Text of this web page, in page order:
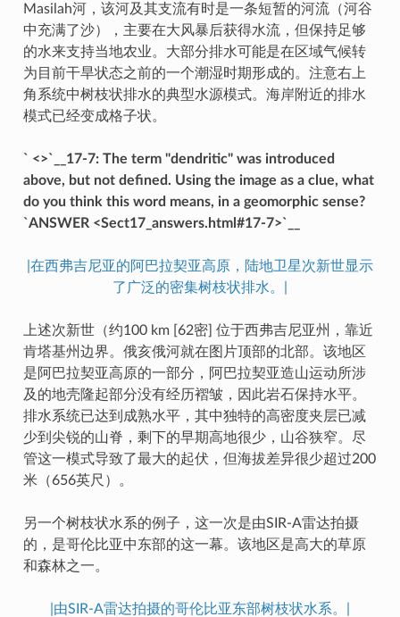
Masilah河，该河及其支流有时是一条短暂的河流（河谷
中充满了沙），主要在大风暴后获得水流，但保持足够
的水来支持当地农业。大部分排水可能是在区域气候转
为目前干旱状态之前的一个潮湿时期形成的。注意右上
角系统中树枝状排水的典型水源模式。海岸附近的排水
模式已经变成格子状。
` <>`__17-7: The term "dendritic" was introduced
above, but not defined. Using the image as a clue, what
do you think this word means, in a geomorphic sense?
`ANSWER <Sect17_answers.html#17-7>`__
|在西弗吉尼亚的阿巴拉契亚高原，陆地卫星次新世显示
了广泛的密集树枝状排水。|
上述次新世（约100 km [62密] 位于西弗吉尼亚州，靠近
肯塔基州边界。俄亥俄河就在图片顶部的北部。该地区
是阿巴拉契亚高原的一部分，阿巴拉契亚造山运动所涉
及的地壳隆起部分没有经历褶皱，因此岩石保持水平。
排水系统已达到成熟水平，其中独特的高密度夹层已减
少到尖锐的山脊，剩下的早期高地很少，山谷狭窄。尽
管这一模式导致了最大的起伏，但海拔差异很少超过200
米（656英尺）。
另一个树枝状水系的例子，这一次是由SIR-A雷达拍摄
的，是哥伦比亚中东部的这一幕。该地区是高大的草原
和森林之一。
|由SIR-A雷达拍摄的哥伦比亚东部树枝状水系。|